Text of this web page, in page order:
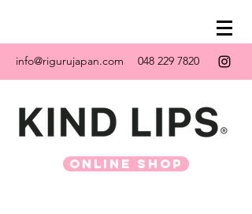
info@rigurujapan.com 048 229 7820
ONLINE SHOP